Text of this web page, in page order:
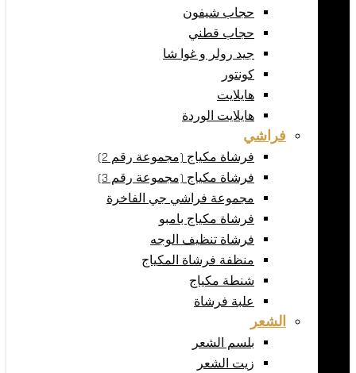
حجاب شيفون
حجاب قطني
جيد رولر و غوا شا
كونتور
هايلايت
هايلايت الوردة
فراشي
فرشاة مكياج (مجموعة رقم 2)
فرشاة مكياج (مجموعة رقم 3)
مجموعة فراشي جي الفاخرة
فرشاة مكياج بامبو
فرشاة تنظيف الوجه
منظفة فرشاة المكياج
شنطة مكياج
علبة فرشاة
الشعر
بلسم الشعر
زيت الشعر